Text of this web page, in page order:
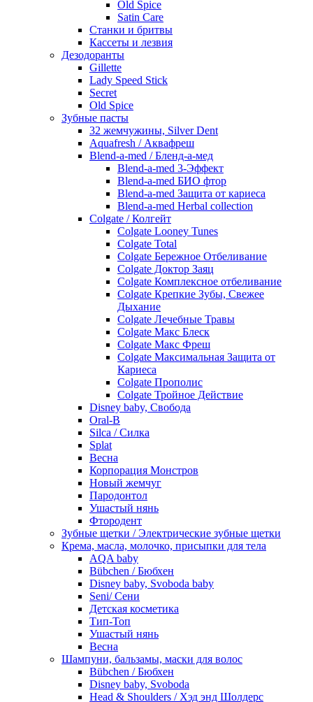
Old Spice
Satin Care
Станки и бритвы
Кассеты и лезвия
Дезодоранты
Gillette
Lady Speed Stick
Secret
Old Spice
Зубные пасты
32 жемчужины, Silver Dent
Aquafresh / Аквафреш
Blend-a-med / Бленд-а-мед
Blend-a-med 3-Эффект
Blend-a-med БИО фтор
Blend-a-med Защита от кариеса
Blend-a-med Herbal collection
Colgate / Колгейт
Colgate Looney Tunes
Colgate Total
Colgate Бережное Отбеливание
Colgate Доктор Заяц
Colgate Комплексное отбеливание
Colgate Крепкие Зубы, Свежее
Дыхание
Colgate Лечебные Травы
Colgate Макс Блеск
Colgate Макс Фреш
Colgate Максимальная Защита от
Кариеса
Colgate Прополис
Colgate Тройное Действие
Disney baby, Свобода
Oral-B
Silca / Силка
Splat
Весна
Корпорация Монстров
Новый жемчуг
Пародонтол
Ушастый нянь
Фтородент
Зубные щетки / Электрические зубные щетки
Крема, масла, молочко, присыпки для тела
AQA baby
Bübchen / Бюбхен
Disney baby, Svoboda baby
Seni/ Сени
Детская косметика
Тип-Топ
Ушастый нянь
Весна
Шампуни, бальзамы, маски для волос
Bübchen / Бюбхен
Disney baby, Svoboda
Head & Shoulders / Хэд энд Шолдерс